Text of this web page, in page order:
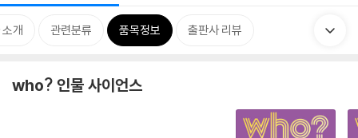
개 관련분류 품목정보 출판사 리뷰
who? 인물 사이언스